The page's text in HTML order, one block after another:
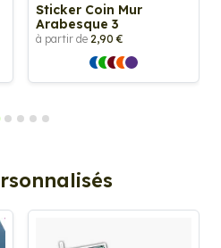
Sticker Coin Mur
Arabesque 3
à partir de 2,90 €